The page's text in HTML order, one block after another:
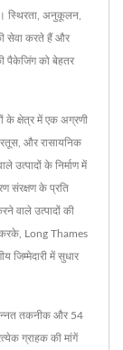
स्थिरता, अनुकूलन,
सेवा करते हैं और
पैकेजिंग को बेहतर
के क्षेत्र में एक अग्रणी
और रासायनिक
उत्पादों के निर्माण में
संरक्षण के प्रति
वाले उत्पादों की
Long Thames
जिम्मेदारी में सुधार
तकनीक और 54
ग्राहक की मांगें